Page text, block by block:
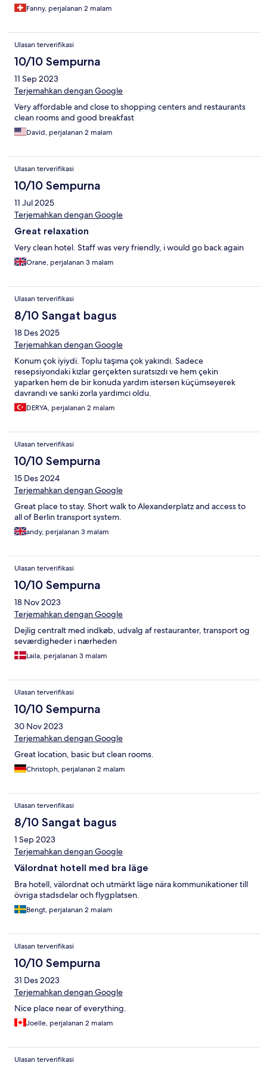
Fanny, perjalanan 2 malam
Ulasan terverifikasi
10/10 Sempurna
11 Sep 2023
Terjemahkan dengan Google
Very affordable and close to shopping centers and restaurants
clean rooms and good breakfast
David, perjalanan 2 malam
Ulasan terverifikasi
10/10 Sempurna
11 Jul 2025
Terjemahkan dengan Google
Great relaxation
Very clean hotel. Staff was very friendly, i would go back again
Orane, perjalanan 3 malam
Ulasan terverifikasi
8/10 Sangat bagus
18 Des 2025
Terjemahkan dengan Google
Konum çok iyiydi. Toplu taşıma çok yakındı. Sadece
resepsiyondaki kızlar gerçekten suratsızdı ve hem çekin
yaparken hem de bir konuda yardım istersen küçümseyerek
davrandı ve sanki zorla yardımcı oldu.
DERYA, perjalanan 2 malam
Ulasan terverifikasi
10/10 Sempurna
15 Des 2024
Terjemahkan dengan Google
Great place to stay. Short walk to Alexanderplatz and access to
all of Berlin transport system.
andy, perjalanan 3 malam
Ulasan terverifikasi
10/10 Sempurna
18 Nov 2023
Terjemahkan dengan Google
Dejlig centralt med indkøb, udvalg af restauranter, transport og
seværdigheder i nærheden
Laila, perjalanan 3 malam
Ulasan terverifikasi
10/10 Sempurna
30 Nov 2023
Terjemahkan dengan Google
Great location, basic but clean rooms.
Christoph, perjalanan 2 malam
Ulasan terverifikasi
8/10 Sangat bagus
1 Sep 2023
Terjemahkan dengan Google
Välordnat hotell med bra läge
Bra hotell, välordnat och utmärkt läge nära kommunikationer till
övriga stadsdelar och flygplatsen.
Bengt, perjalanan 2 malam
Ulasan terverifikasi
10/10 Sempurna
31 Des 2023
Terjemahkan dengan Google
Nice place near of everything.
Joelle, perjalanan 2 malam
Ulasan terverifikasi